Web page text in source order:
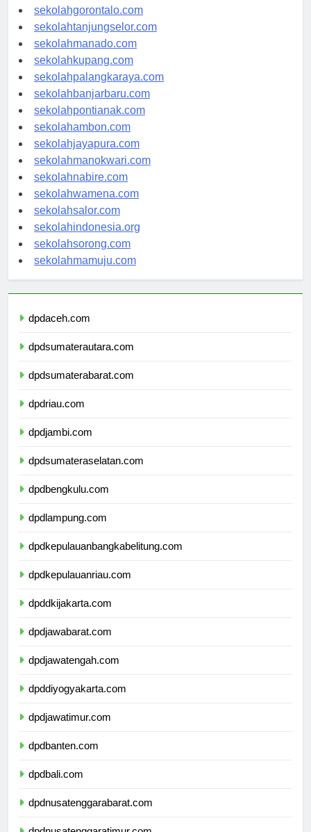
sekolahkendari.com
sekolahgorontalo.com
sekolahtanjungselor.com
sekolahmanado.com
sekolahkupang.com
sekolahpalangkaraya.com
sekolahbanjarbaru.com
sekolahpontianak.com
sekolahambon.com
sekolahjayapura.com
sekolahmanokwari.com
sekolahnabire.com
sekolahwamena.com
sekolahsalor.com
sekolahindonesia.org
sekolahsorong.com